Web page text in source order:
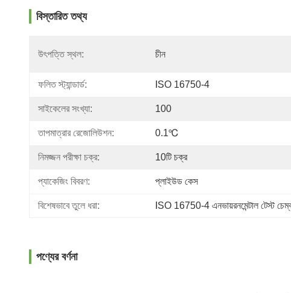
বিস্তারিত তথ্য
উৎপত্তি স্থল: চীন
ফলিত স্ট্যান্ডার্ড: ISO 16750-4
সাইকেলের সংখ্যা: 100
তাপমাত্রার রেজোলিউশন: 0.1℃
নিমজ্জন পরীক্ষা চক্র: 10টি চক্র
প্যাকেজিং বিবরণ: প্লাইউড কেস
বিশেষভাবে তুলে ধরা: ISO 16750-4 এনভায়রনমেন্টাল টেস্ট
পণ্যের বর্ণনা